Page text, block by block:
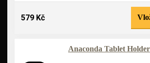
579 Kč
Anaconda Tablet Holder